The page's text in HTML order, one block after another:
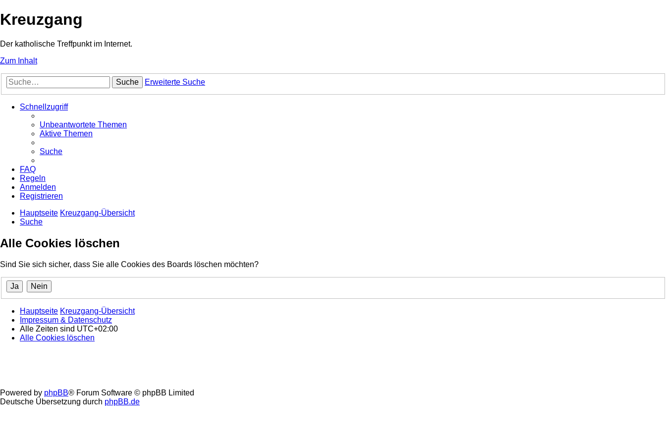
Kreuzgang
Der katholische Treffpunkt im Internet.
Zum Inhalt
Suche Erweiterte Suche
Schnellzugriff
Unbeantwortete Themen
Aktive Themen
Suche
FAQ
Regeln
Anmelden
Registrieren
Hauptseite Kreuzgang-Übersicht
Suche
Alle Cookies löschen
Sind Sie sich sicher, dass Sie alle Cookies des Boards löschen möchten?
Hauptseite Kreuzgang-Übersicht
Impressum & Datenschutz
Alle Zeiten sind UTC+02:00
Alle Cookies löschen
Powered by phpBB® Forum Software © phpBB Limited
Deutsche Übersetzung durch phpBB.de